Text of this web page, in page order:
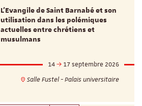
L’Evangile de Saint Barnabé et son
utilisation dans les polémiques
actuelles entre chrétiens et
musulmans
14
17 septembre 2026
Salle Fustel - Palais universitaire